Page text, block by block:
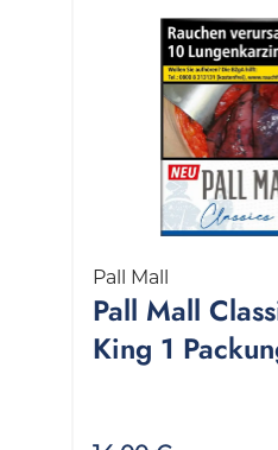
Pall Mall
Pall Mall
King 1